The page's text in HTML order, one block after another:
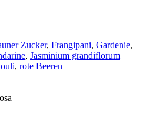
Zucker, Frangipani, Gardenie,
, Jasminium grandiflorum
, rote Beeren